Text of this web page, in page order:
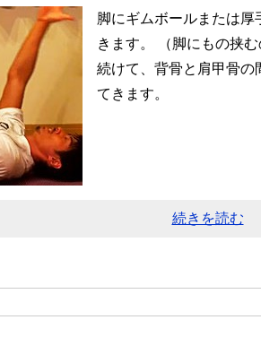
脚にギムボールまたは
きます。 （脚にもの挟
続けて、背骨と肩甲骨の
てきます。
続きを読む